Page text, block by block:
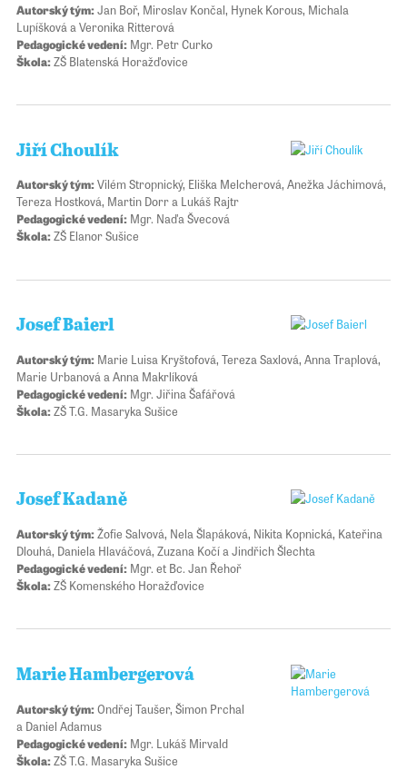
Autorský tým:Jan Boř, Miroslav Končal, Hynek Korous, Michala
Lupíšková a Veronika Ritterová
Pedagogické vedení: Mgr. Petr Curko
Škola:ZŠ Blatenská Horažďovice
Jiří Choulík
Autorský tým:Vilém Stropnický, Eliška Melcherová, Anežka Jáchimová,
Tereza Hostková, Martin Dorr a Lukáš Rajtr
Pedagogické vedení: Mgr. Naďa Švecová
Škola:ZŠ Elanor Sušice
Josef Baierl
Autorský tým: Marie Luisa Kryštofová, Tereza Saxlová, Anna Traplová,
Marie Urbanová a Anna Makrlíková
Pedagogické vedení: Mgr. Jiřina Šafářová
Škola:ZŠ T.G. Masaryka Sušice
Josef Kadaně
Autorský tým:Žofie Salvová, Nela Šlapáková, Nikita Kopnická, Kateřina
Dlouhá, Daniela Hlaváčová, Zuzana Kočí a Jindřich Šlechta
Pedagogické vedení: Mgr. et Bc. Jan Řehoř
Škola:ZŠ Komenského Horažďovice
Marie Hambergerová
Autorský tým:Ondřej Taušer, Šimon Prchal
a Daniel Adamus
Pedagogické vedení: Mgr. Lukáš Mirvald
Škola:ZŠ T.G. Masaryka Sušice